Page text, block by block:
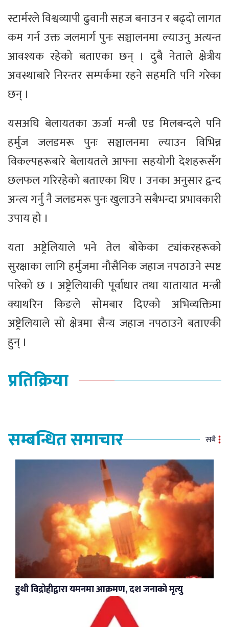
स्टार्मरले विश्वव्यापी ढुवानी सहज बनाउन र बढ्दो लागत
कम गर्न उक्त जलमार्ग पुनः सञ्चालनमा ल्याउनु अत्यन्त
आवश्यक रहेको बताएका छन् । दुबै नेताले क्षेत्रीय
अवस्थाबारे निरन्तर सम्पर्कमा रहने सहमति पनि गरेका
छन् ।
यसअघि बेलायतका ऊर्जा मन्त्री एड मिलबन्दले पनि
हर्मुज जलडमरू पुनः सञ्चालनमा ल्याउन विभिन्न
विकल्पहरूबारे बेलायतले आफ्ना सहयोगी देशहरूसँग
छलफल गरिरहेको बताएका थिए । उनका अनुसार द्वन्द
अन्त्य गर्नु नै जलडमरू पुनः खुलाउने सबैभन्दा प्रभावकारी
उपाय हो ।
यता अष्ट्रेलियाले भने तेल बोकेका ट्यांकरहरूको
सुरक्षाका लागि हर्मुजमा नौसैनिक जहाज नपठाउने स्पष्ट
पारेको छ । अष्ट्रेलियाकी पूर्वाधार तथा यातायात मन्त्री
क्याथरिन किङले सोमबार दिएको अभिव्यक्तिमा
अष्ट्रेलियाले सो क्षेत्रमा सैन्य जहाज नपठाउने बताएकी
हुन् ।
प्रतिक्रिया
सम्बन्धित समाचार सबै
हुथी विद्रोहीद्वारा यमनमा आक्रमण, दश जनाको मृत्यु